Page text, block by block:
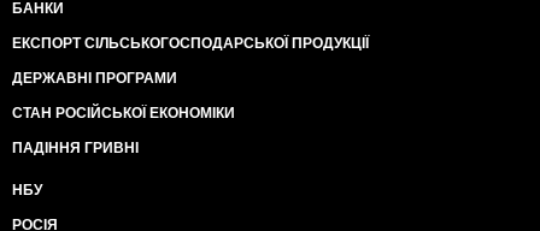
БАНКИ
ЕКСПОРТ СІЛЬСЬКОГОСПОДАРСЬКОЇ ПРОДУКЦІЇ
ДЕРЖАВНІ ПРОГРАМИ
СТАН РОСІЙСЬКОЇ ЕКОНОМІКИ
ПАДІННЯ ГРИВНІ
НБУ
РОСІЯ